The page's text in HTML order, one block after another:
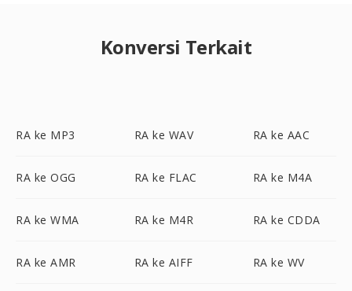
Konversi Terkait
RA ke MP3 RA ke WAV RA ke AAC
RA ke OGG RA ke FLAC RA ke M4A
RA ke WMA RA ke M4R RA ke CDDA
RA ke AMR RA ke AIFF RA ke WV